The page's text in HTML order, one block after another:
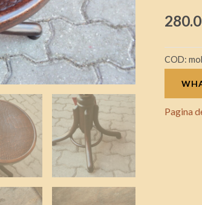
raro
di
seduta
e
finito
COD:
Pagina